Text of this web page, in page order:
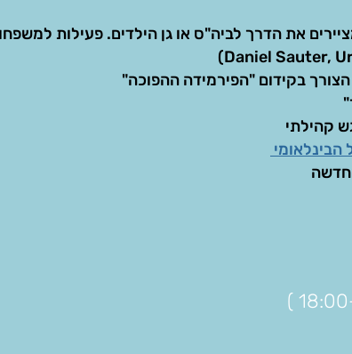
את הדרך לביה"ס או גן הילדים. פעילות
Daniel Sauter,
בקידום "הפירמידה ההפוכה"
קהילתי